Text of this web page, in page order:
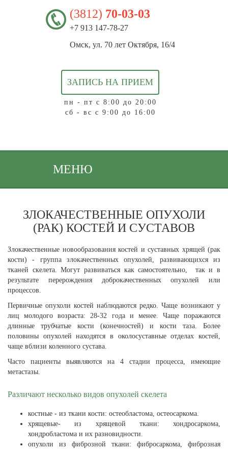
(3812) 70-03-03
+7 913 147-78-27
Омск, ул. 70 лет Октября, 16/4
ЗАПИСЬ НА ПРИЕМ
пн - пт с 8:00 до 20:00
сб - вс с 9:00 до 16:00
МЕНЮ
ЗЛОКАЧЕСТВЕННЫЕ ОПУХОЛИ
(РАК) КОСТЕЙ И СУСТАВОВ
Злокачественные новообразования костей и суставных хрящей (рак
кости) - группа злокачественных опухолей, развивающихся из
тканей скелета. Могут развиваться как самостоятельно, так и в
результате перерождения доброкачественных опухолей или
процессов.
Первичные опухоли костей наблюдаются редко. Чаще возникают у
лиц молодого возраста: 28-32 года и менее. Чаще поражаются
длинные трубчатые кости (конечностей) и кости таза. Более
половины опухолей находятся в околосуставные отделах костей,
чаще вблизи коленного сустава.
Часто пациенты выявляются на 4 стадии процесса, имеющие
метастазы.
Различают несколько видов опухолей скелета
костные - из ткани кости: остеобластома, остеосаркома.
хрящевые- из хрящевой ткани: хондросаркома,
хондробластома и их разновидности.
опухоли из фиброзной ткани: фибросаркома, фиброзная